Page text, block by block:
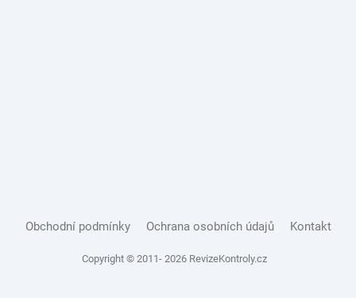
Obchodní podmínky Ochrana osobních údajů Kontakt
Copyright © 2011- 2026 RevizeKontroly.cz